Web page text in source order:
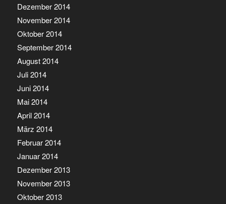
Dezember 2014
November 2014
Oktober 2014
September 2014
August 2014
Juli 2014
Juni 2014
Mai 2014
April 2014
März 2014
Februar 2014
Januar 2014
Dezember 2013
November 2013
Oktober 2013